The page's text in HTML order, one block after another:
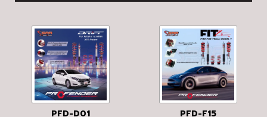
PFD-D01 PFD-F15